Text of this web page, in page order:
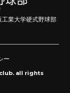
業大学硬式野球部
ー
all rights